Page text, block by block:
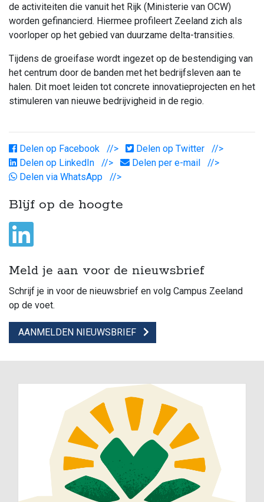
de activiteiten die vanuit het Rijk (Ministerie van OCW)
worden gefinancierd. Hiermee profileert Zeeland zich als
voorloper op het gebied van duurzame delta-transities.
Tijdens de groeifase wordt ingezet op de bestendiging van
het centrum door de banden met het bedrijfsleven aan te
halen. Dit moet leiden tot concrete innovatieprojecten en het
stimuleren van nieuwe bedrijvigheid in de regio.
Delen op Facebook
Delen op Twitter
Delen op LinkedIn
Delen per e-mail
Delen via WhatsApp
Blijf op de hoogte
Meld je aan voor de nieuwsbrief
Schrijf je in voor de nieuwsbrief en volg Campus Zeeland
op de voet.
AANMELDEN NIEUWSBRIEF